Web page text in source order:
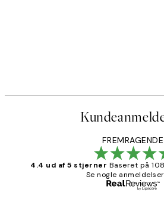
FREMRAGENDE
4.4 ud af 5 stjerner Baseret på
Se nogle